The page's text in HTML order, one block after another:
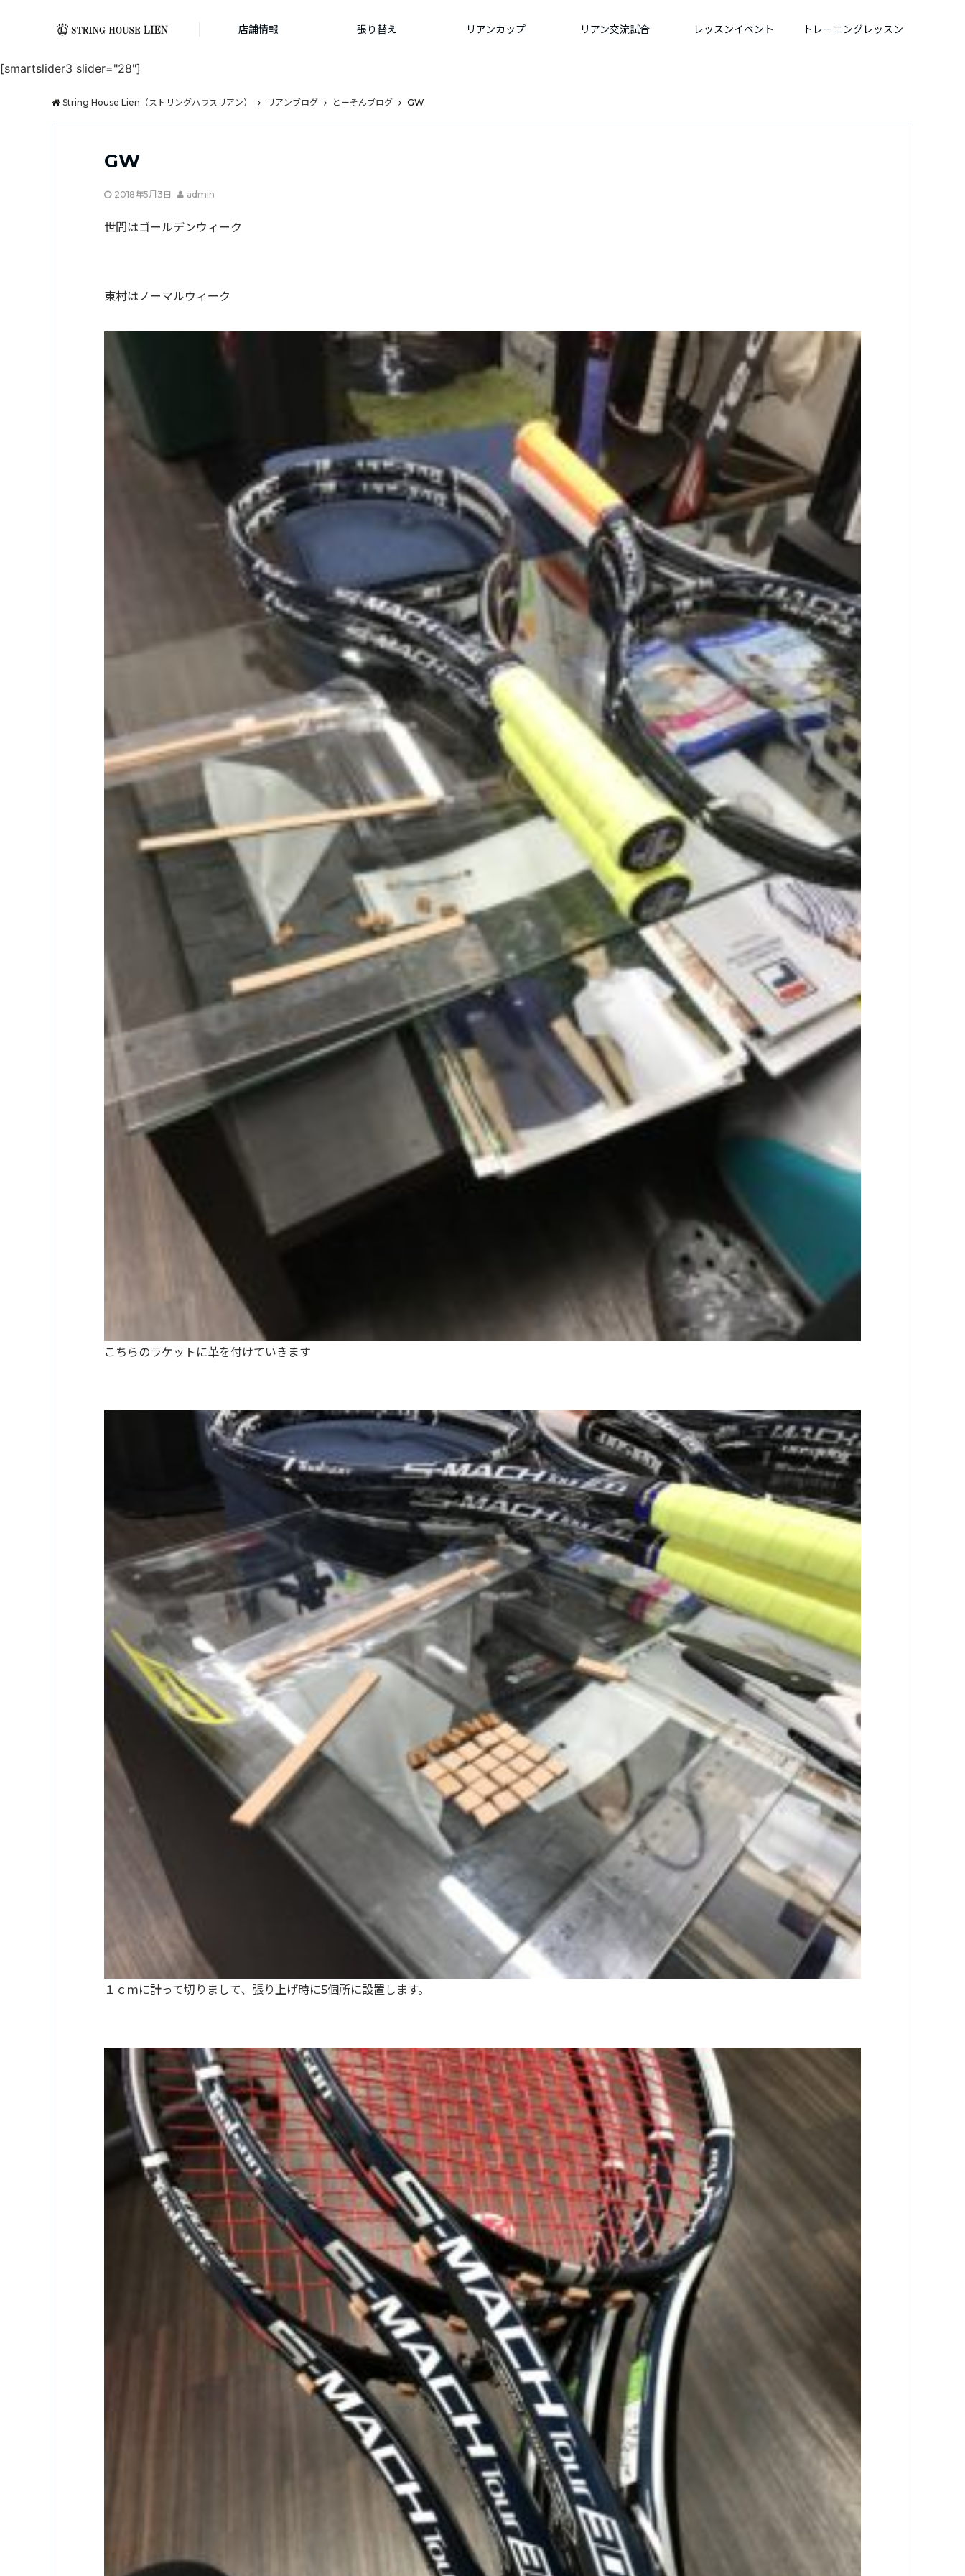
店舗情報 張り替え リアンカップ リアン交流試合 レッスンイベント トレーニングレッスン
[smartslider3 slider="28"]
String House Lien（ストリングハウスリアン） リアンブログ とーそんブログ GW
GW
2018年5月3日 admin
世間はゴールデンウィーク
東村はノーマルウィーク
こちらのラケットに革を付けていきます
１ｃｍに計って切りまして、張り上げ時に5個所に設置します。